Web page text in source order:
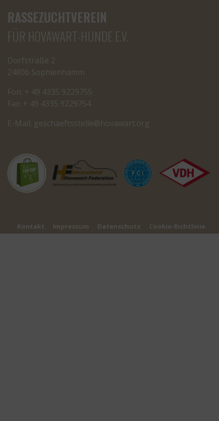
RASSEZUCHTVEREIN
FÜR HOVAWART-HUNDE E.V.
Dorfstraße 2
24806 Sophienhamm
Fon: + 49 4335 9229755
Fax: + 49 4335 9229754
E-Mail:
gro.t
rawav
oh@el
letss
tfeah
cseg
Kontakt Impressum Datenschutz Cookie-Richtlinie